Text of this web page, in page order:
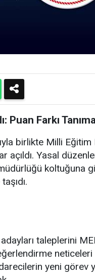
Puan Farkı
birlikte Milli
açıldı. Yasal
koltuğuna
taleplerini
neticeleri
yeni görev